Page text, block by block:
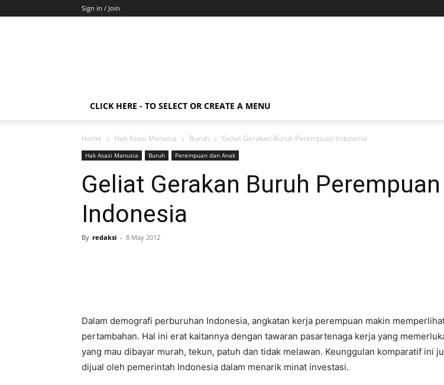
Sign in / Join
CLICK HERE - TO SELECT OR CREATE A MENU
Home Hak Asasi Manusia Buruh Geliat Gerakan Buruh Perempuan Indonesia
Hak Asasi Manusia Buruh Perempuan dan Anak
Geliat Gerakan Buruh Perempuan
Indonesia
By redaksi - 8 May 2012
Dalam demografi perburuhan Indonesia, angkatan kerja perempuan makin
pertambahan. Hal ini erat kaitannya dengan tawaran pasartenaga kerja yang
yang mau dibayar murah, tekun, patuh dan tidak melawan. Keunggulan komparatif ini
dijual oleh pemerintah Indonesia dalam menarik minat investasi.